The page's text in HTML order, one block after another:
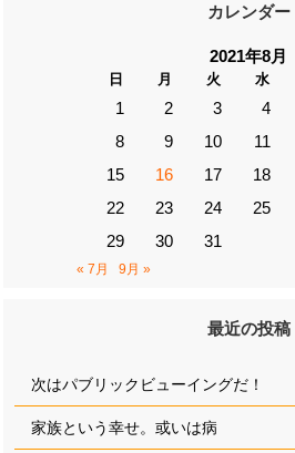
カレンダー
2021年8月
日 月 火 水
1 2 3 4
8
9 10 11
15
16 17 18
22
23 24 25
29
30 31
« 7月 9月 »
最近の投稿
次はパブリックビューイングだ！
家族という幸せ。或いは病